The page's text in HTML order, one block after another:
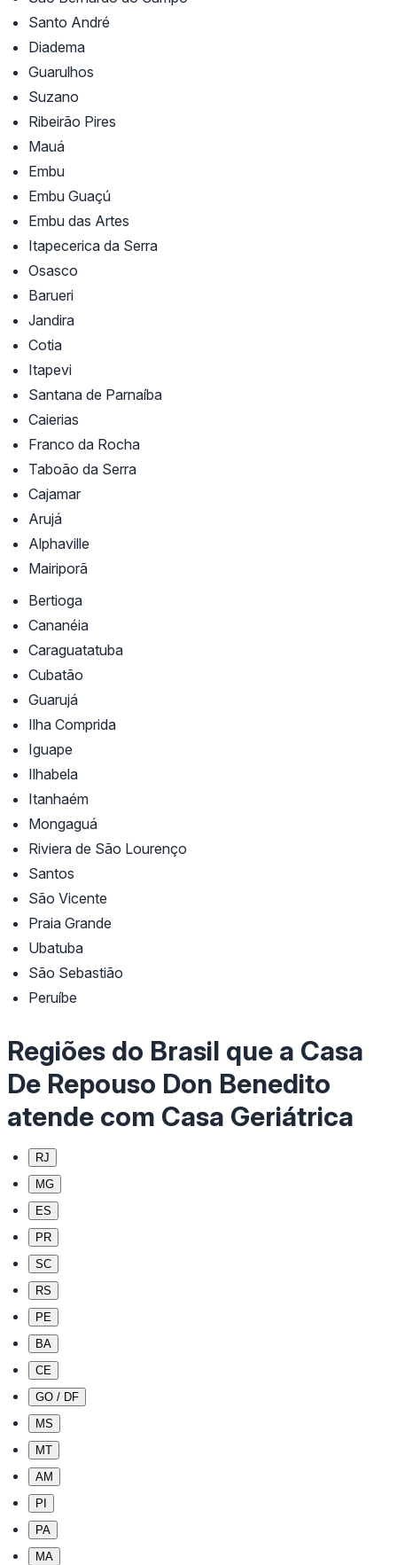
Santo André
Diadema
Guarulhos
Suzano
Ribeirão Pires
Mauá
Embu
Embu Guaçú
Embu das Artes
Itapecerica da Serra
Osasco
Barueri
Jandira
Cotia
Itapevi
Santana de Parnaíba
Caierias
Franco da Rocha
Taboão da Serra
Cajamar
Arujá
Alphaville
Mairiporã
Bertioga
Cananéia
Caraguatatuba
Cubatão
Guarujá
Ilha Comprida
Iguape
Ilhabela
Itanhaém
Mongaguá
Riviera de São Lourenço
Santos
São Vicente
Praia Grande
Ubatuba
São Sebastião
Peruíbe
Regiões do Brasil que a Casa
De Repouso Don Benedito
atende com Casa Geriátrica
RJ
MG
ES
PR
SC
RS
PE
BA
CE
GO / DF
MS
MT
AM
PI
PA
MA